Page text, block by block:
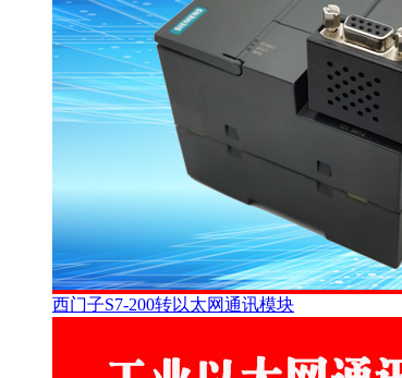
西门子S7-200转以太网通讯模块